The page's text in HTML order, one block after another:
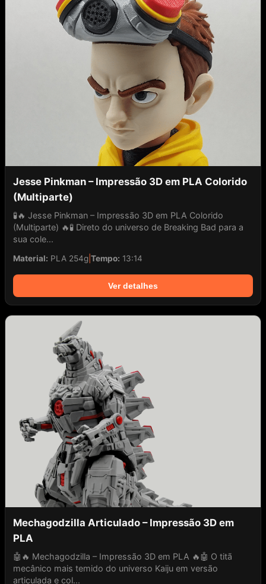
Jesse Pinkman – Impressão 3D em PLA Colorido
(Multiparte)
🧪🔥 Jesse Pinkman – Impressão 3D em PLA Colorido
(Multiparte) 🔥🧪 Direto do universo de Breaking Bad para a
sua cole...
Material: PLA 254g| Tempo: 13:14
Ver detalhes
Mechagodzilla Articulado – Impressão 3D em
PLA
🤖🔥 Mechagodzilla – Impressão 3D em PLA 🔥🤖 O titã
mecânico mais temido do universo Kaiju em versão
articulada e col...